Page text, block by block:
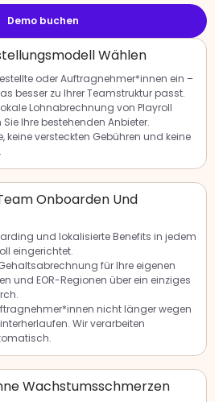
Demo buchen
Wählen
oder Auftragnehmer*innen ein –
besser zu Ihrer Teamstruktur passt.
Lohnabrechnung von Playroll
Ihre bestehenden Anbieter.
keine versteckten Gebühren und keine
Onboarden Und
und lokalisierte Benefits in jedem
eingerichtet.
für Ihre eigenen
und EOR-Regionen über ein einziges
nicht länger wegen
Wir verarbeiten
Wachstumsschmerzen